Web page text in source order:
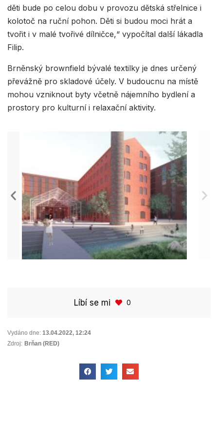
děti bude po celou dobu v provozu dětská střelnice i
kolotoč na ruční pohon. Děti si budou moci hrát a
tvořit i v malé tvořivé dílničce,“ vypočítal další lákadla
Filip.
Brněnský brownfield bývalé textilky je dnes určený
převážně pro skladové účely. V budoucnu na místě
mohou vzniknout byty včetně nájemního bydlení a
prostory pro kulturní i relaxační aktivity.
Líbí se mi 0
Vydáno dne: 13.04.2022, 12:24
Zdroj: Brňan (RED)